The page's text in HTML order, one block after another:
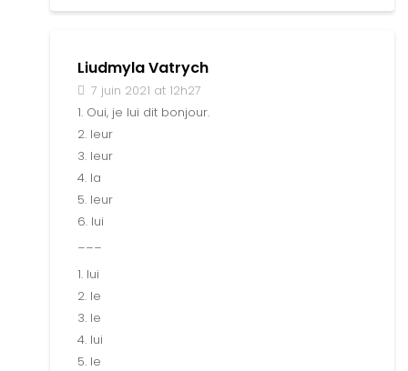
Liudmyla Vatrych
7 juin 2021 at 12h27
1. Oui, je lui dit bonjour.
2. leur
3. leur
4. la
5. leur
6. lui
___
1. lui
2. le
3. le
4. lui
5. le